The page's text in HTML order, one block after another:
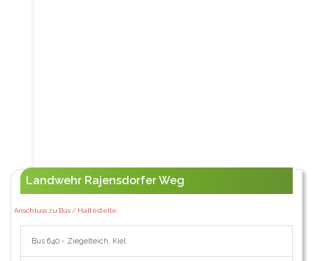
Landwehr Rajensdorfer Weg
Anschluss zu Bus / Haltestelle:
Bus 640 - Ziegelteich, Kiel